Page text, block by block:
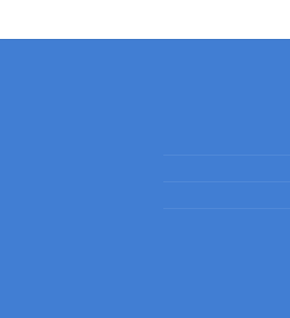
⁦₪ 159.99⁩